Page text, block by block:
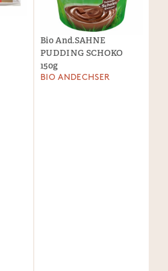
Bio And.SAHNE
PUDDING SCHOKO
150g
BIO ANDECHSER